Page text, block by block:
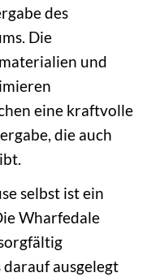
des
Die
und
eine kraftvolle
die auch
selbst ist ein
Wharfedale
darauf ausgelegt